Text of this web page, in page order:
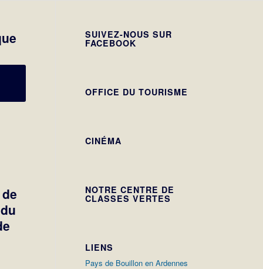
SUIVEZ-NOUS SUR
FACEBOOK
OFFICE DU TOURISME
CINÉMA
NOTRE CENTRE DE
CLASSES VERTES
LIENS
Pays de Bouillon en Ardennes